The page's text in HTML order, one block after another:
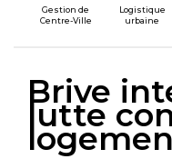
Gestion de
Centre-Ville
Logistique
urbaine
Brive
lutte